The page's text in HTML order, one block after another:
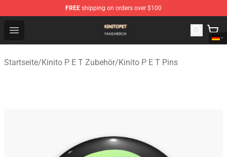
FREE shipping on orders over $100
Open menu
Kinito P E T Shop - Official Kinito P E T Merchandise
Startseite/Kinito P E T Zubehör/Kinito P E T Pins